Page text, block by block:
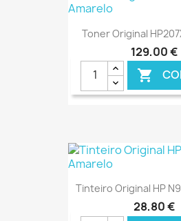
Toner Original
129,00 €

Tinteiro Original HP
28,80 €